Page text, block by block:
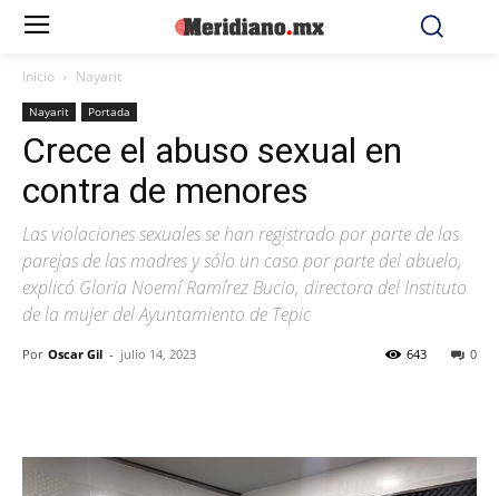
Inicio Nayarit
Nayarit Portada
Crece el abuso sexual en
contra de menores
Las violaciones sexuales se han registrado por parte de las
parejas de las madres y sólo un caso por parte del abuelo,
explicó Gloria Noemí Ramírez Bucio, directora del Instituto
de la mujer del Ayuntamiento de Tepic
Por Oscar Gil - julio 14, 2023 0
643